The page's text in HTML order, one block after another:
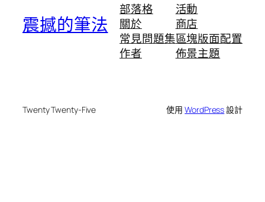
震撼的筆法
部落格
關於
常見問題集
作者
活動
商店
區塊版面配置
佈景主題
Twenty Twenty-Five 使用WordPress設計